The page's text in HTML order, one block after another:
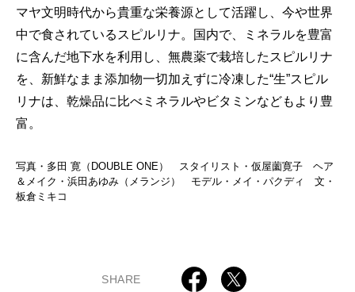
マヤ文明時代から貴重な栄養源として活躍し、今や世界
中で食されているスピルリナ。国内で、ミネラルを豊富
に含んだ地下水を利用し、無農薬で栽培したスピルリナ
を、新鮮なまま添加物一切加えずに冷凍した“生”スピル
リナは、乾燥品に比べミネラルやビタミンなどもより豊
富。
写真・多田 寛（DOUBLE ONE） スタイリスト・仮屋薗寛子 ヘア
＆メイク・浜田あゆみ（メランジ） モデル・メイ・パクディ 文・
板倉ミキコ
SHARE